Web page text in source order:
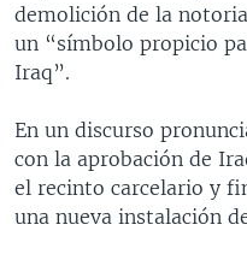
búsqueda
COLOMBIA
CHILE
ECUADOR
VENEZUELA
BRASIL
COSTA RICA
EL SALVADOR
HONDURAS
NICARAGUA
OTRAS SECCIONES
INMIGRACIÓN
MUNDO
ECONOMÍA
ENTRETENIMIENTO Y
ESPECIALES DE LA VOA
UCRANIA
MULTIMEDIA
VIDEOS
PROGRAMAS TV
demolición de la
un “símbolo propicio
Iraq”.
En un discurso
con la aprobación de
el recinto carcelario y
una nueva instalación